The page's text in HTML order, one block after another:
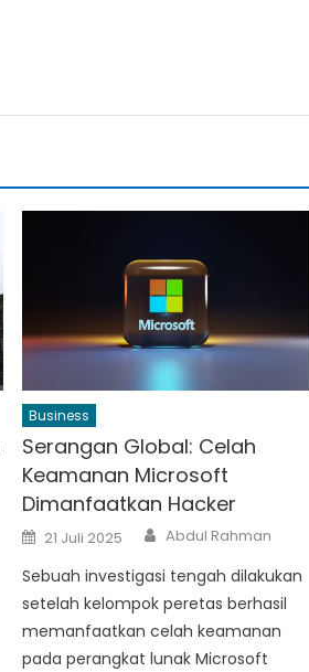
Business
Serangan Global: Celah
Keamanan Microsoft
Dimanfaatkan Hacker
Posted
on
21 Juli 2025 Author
Abdul Rahman
Sebuah investigasi tengah dilakukan
setelah kelompok peretas berhasil
memanfaatkan celah keamanan
pada perangkat lunak Microsoft